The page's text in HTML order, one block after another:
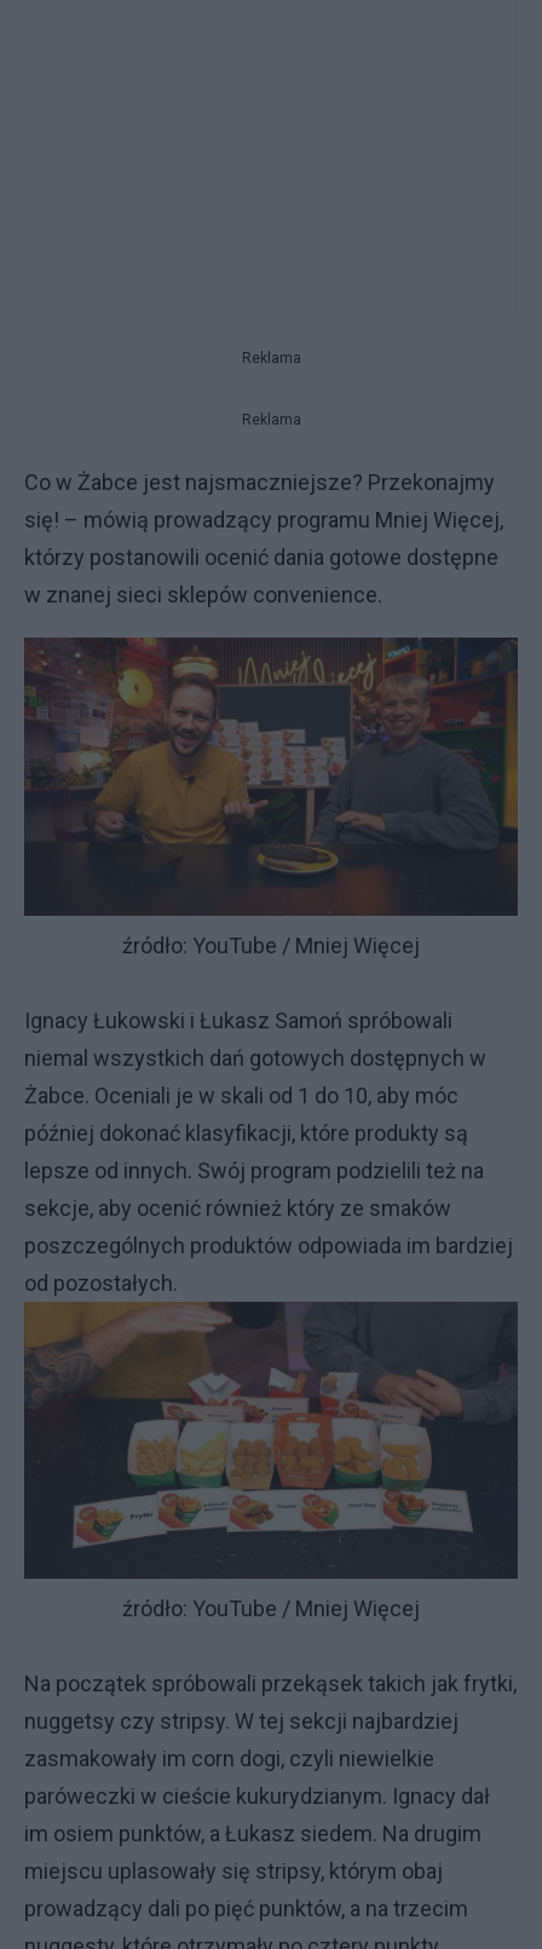
Reklama
Reklama
Co w Żabce jest najsmaczniejsze? Przekonajmy
się! – mówią prowadzący programu Mniej Więcej,
którzy postanowili ocenić dania gotowe dostępne
w znanej sieci sklepów convenience.
źródło: YouTube / Mniej Więcej
Ignacy Łukowski i Łukasz Samoń spróbowali
niemal wszystkich dań gotowych dostępnych w
Żabce. Oceniali je w skali od 1 do 10, aby móc
później dokonać klasyfikacji, które produkty są
lepsze od innych. Swój program podzielili też na
sekcje, aby ocenić również który ze smaków
poszczególnych produktów odpowiada im bardziej
od pozostałych.
źródło: YouTube / Mniej Więcej
Na początek spróbowali przekąsek takich jak frytki,
nuggetsy czy stripsy. W tej sekcji najbardziej
zasmakowały im corn dogi, czyli niewielkie
paróweczki w cieście kukurydzianym. Ignacy dał
im osiem punktów, a Łukasz siedem. Na drugim
miejscu uplasowały się stripsy, którym obaj
prowadzący dali po pięć punktów, a na trzecim